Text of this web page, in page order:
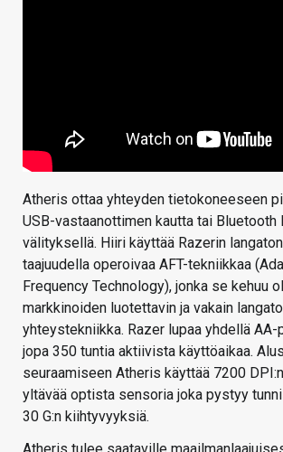
Atheris ottaa yhteyden tietokoneeseen
USB-vastaanottimen kautta tai Bluetooth
välityksellä. Hiiri käyttää Razerin
taajuudella operoivaa AFT-tekniikkaa
Frequency Technology), jonka se kehuu
markkinoiden luotettavin ja vakain
yhteystekniikka. Razer lupaa yhdellä
jopa 350 tuntia aktiivista käyttöaikaa.
seuraamiseen Atheris käyttää 7200
yltävää optista sensoria joka pystyy
30 G:n kiihtyvyyksiä.
Atheris tulee saataville